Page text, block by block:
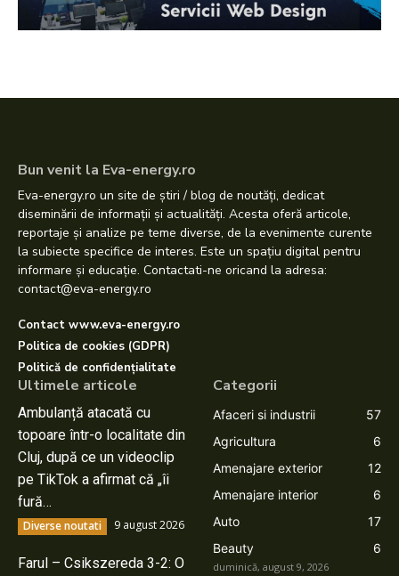
Bun venit la Eva-energy.ro
Eva-energy.ro un site de știri / blog de noutăți, dedicat
diseminării de informații și actualități. Acesta oferă articole,
reportaje și analize pe teme diverse, de la evenimente curente
la subiecte specifice de interes. Este un spațiu digital pentru
informare și educație. Contactati-ne oricand la adresa:
contact@eva-energy.ro
Contact www.eva-energy.ro
Politica de cookies (GDPR)
Politică de confidențialitate
Ultimele articole
Ambulanță atacată cu
topoare într-o localitate din
Cluj, după ce un videoclip
pe TikTok a afirmat că „îi
fură…
Diverse noutati 9 august 2026
Farul – Csikszereda 3-2: O
Categorii
Afaceri si industrii
57
Agricultura
6
Amenajare exterior
12
Amenajare interior
6
Auto
17
Beauty
6
duminică, august 9, 2026